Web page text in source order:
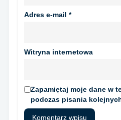
Adres e-mail *
Witryna internetowa
Zapamiętaj moje dane w
podczas pisania